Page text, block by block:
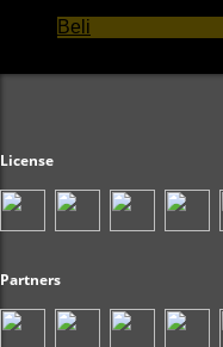
Beli
License
Partners